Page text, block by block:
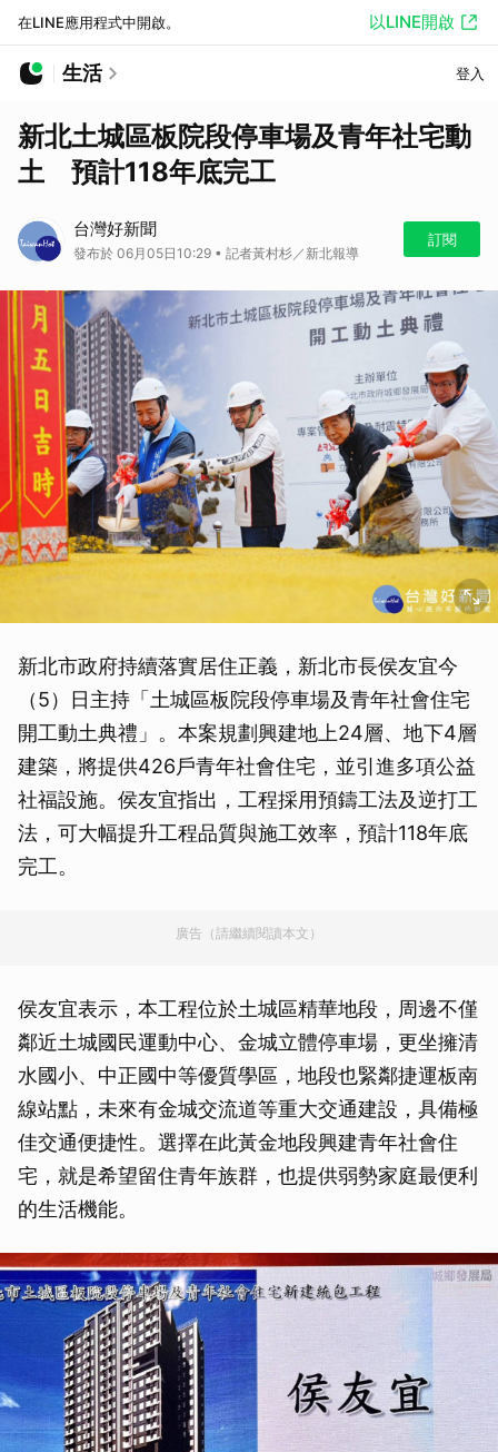
在LINE應用程式中開啟。 以LINE開啟
生活 登入
新北土城區板院段停車場及青年社宅動
土 預計118年底完工
台灣好新聞
發布於 06月05日10:29 • 記者黃村杉／新北報導
訂閱
新北市政府持續落實居住正義，新北市長侯友宜今
（5）日主持「土城區板院段停車場及青年社會住宅
開工動土典禮」。本案規劃興建地上24層、地下4層
建築，將提供426戶青年社會住宅，並引進多項公益
社福設施。侯友宜指出，工程採用預鑄工法及逆打工
法，可大幅提升工程品質與施工效率，預計118年底
完工。
廣告（請繼續閱讀本文）
侯友宜表示，本工程位於土城區精華地段，周邊不僅
鄰近土城國民運動中心、金城立體停車場，更坐擁清
水國小、中正國中等優質學區，地段也緊鄰捷運板南
線站點，未來有金城交流道等重大交通建設，具備極
佳交通便捷性。選擇在此黃金地段興建青年社會住
宅，就是希望留住青年族群，也提供弱勢家庭最便利
的生活機能。